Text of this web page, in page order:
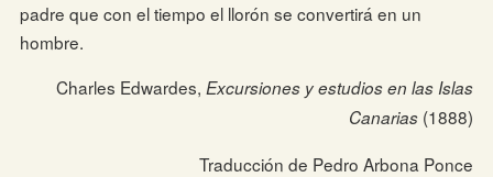
padre que con el tiempo el llorón se convertirá en un
hombre.
Charles Edwardes, Excursiones y estudios en las Islas
Canarias (1888)
Traducción de Pedro Arbona Ponce